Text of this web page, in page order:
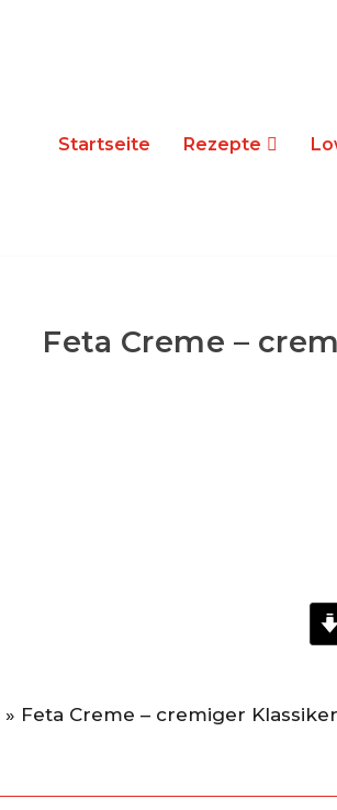
Startseite Rezepte
Feta Creme –
» Feta Creme – cremiger